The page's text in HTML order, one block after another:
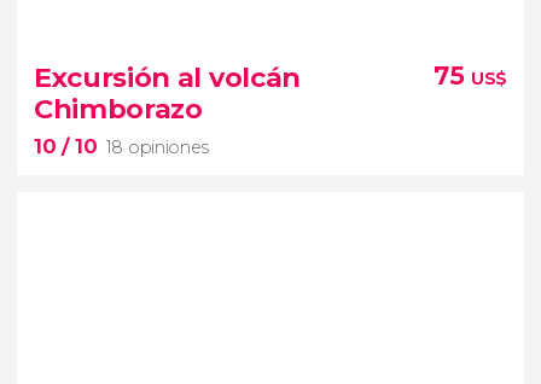
20 opiniones
Adéntrate en el corazón de la selva ecuatoriana
Excursión al volcán
Chimborazo
10/ 10 18 opiniones
75 US$